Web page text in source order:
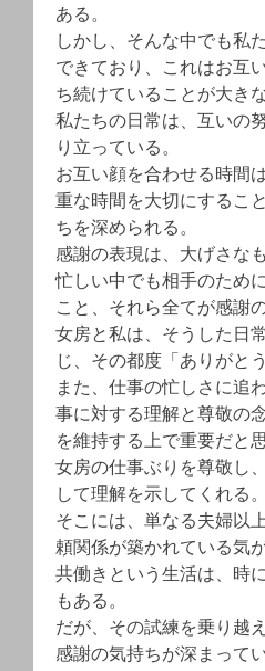
ある。
しかし、そんな中でも私
できており、これはお互
ち続けていることが大きな
私たちの日常は、互いの
り立っている。
お互い顔を合わせる時間
重な時間を大切にするこ
ちを深められる。
感謝の表現は、大げさな
忙しい中でも相手のため
こと、それら全てが感謝
女房と私は、そうした日
じ、その都度「ありがと
また、仕事の忙しさに追
事に対する理解と尊敬の
を維持する上で重要だと思
女房の仕事ぶりを尊敬し
して理解を示してくれる。
そこには、単なる夫婦以
頼関係が築かれている気が
共働きという生活は、時
もある。
だが、その試練を乗り越
感謝の気持ちが深まってい